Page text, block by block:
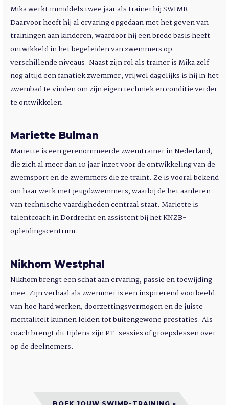
Mika werkt inmiddels twee jaar als trainer bij SWIMR.
Daarvoor heeft hij al ervaring opgedaan met het geven van
trainingen aan kinderen, waardoor hij een brede basis heeft
ontwikkeld in het begeleiden van zwemmers op
verschillende niveaus. Naast zijn rol als trainer is Mika zelf
nog altijd een fanatiek zwemmer; vrijwel dagelijks is hij in het
zwembad te vinden om zijn eigen techniek en conditie verder
te ontwikkelen.
Mariette Bulman
Mariette is een gerenommeerde zwemtrainer in Nederland,
die zich al meer dan 10 jaar inzet voor de ontwikkeling van de
zwemsport en de zwemmers die ze traint. Ze is vooral bekend
om haar werk met jeugdzwemmers, waarbij de het aanleren
van technische vaardigheden centraal staat. Mariette is
talentcoach in Dordrecht en assistent bij het KNZB-
opleidingscentrum.
Nikhom Westphal
Nikhom brengt een schat aan ervaring, passie en toewijding
mee. Zijn verhaal als zwemmer is een inspirerend voorbeeld
van hoe hard werken, doorzettingsvermogen en de juiste
mentaliteit kunnen leiden tot buitengewone prestaties. Als
coach brengt dit tijdens zijn PT-sessies of groepslessen over
op de deelnemers.